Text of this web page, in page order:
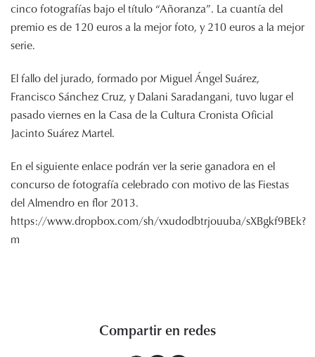
cinco fotografías bajo el título “Añoranza”. La cuantía del
premio es de 120 euros a la mejor foto, y 210 euros a la mejor
serie.
El fallo del jurado, formado por Miguel Ángel Suárez,
Francisco Sánchez Cruz, y Dalani Saradangani, tuvo lugar el
pasado viernes en la Casa de la Cultura Cronista Oficial
Jacinto Suárez Martel.
En el siguiente enlace podrán ver la serie ganadora en el
concurso de fotografía celebrado con motivo de las Fiestas
del Almendro en flor 2013.
https://www.dropbox.com/sh/vxudodbtrjouuba/sXBgkf9BEk?
m
Compartir en redes